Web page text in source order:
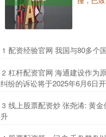
1 配资经验官网 我国与80多个
2 杠杆配资官网 海通建设作为
纠纷的诉讼将于2025年6月6日
3 线上股票配资炒 张尧浠: 黄
升